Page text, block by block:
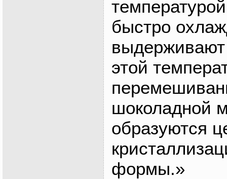
быстро
этой
шоколадной
образуются
формы.»